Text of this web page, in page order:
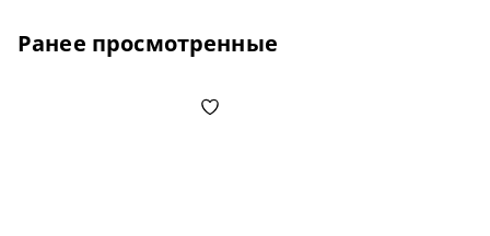
Ранее просмотренные